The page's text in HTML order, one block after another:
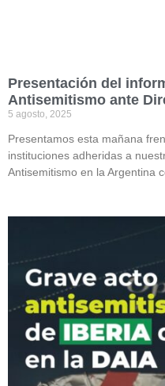
Presentación del
Antisemitismo ante
5 agosto, 2025
Presentamos esta mañana
instituciones adheridas a
Antisemitismo en la Argentina